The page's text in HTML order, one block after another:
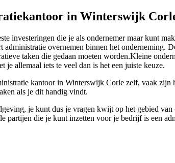
in Winterswijk
investeringen die je als ondernemer maar kunt
overnemen binnen het
taken die gedaan moeten worden.Kleine
allemaal iets te veel dan is het een juiste keuze.
kantoor in Winterswijk Corle zelf, vaak
als je dit handig vindt.
je kunt dus je vragen kwijt op het gebied
partijen die je kunt inzetten voor je bedrijf is een